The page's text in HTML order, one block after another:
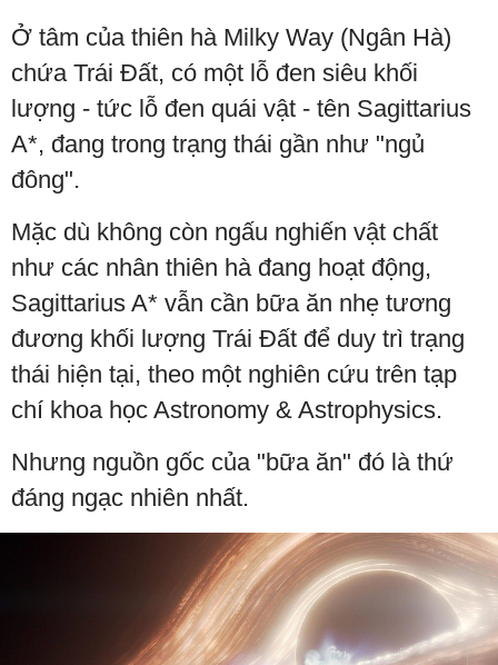
Ở tâm của thiên hà Milky Way (Ngân Hà)
chứa Trái Đất, có một lỗ đen siêu khối
lượng - tức lỗ đen quái vật - tên Sagittarius
A*, đang trong trạng thái gần như "ngủ
đông".
Mặc dù không còn ngấu nghiến vật chất
như các nhân thiên hà đang hoạt động,
Sagittarius A* vẫn cần bữa ăn nhẹ tương
đương khối lượng Trái Đất để duy trì trạng
thái hiện tại, theo một nghiên cứu trên tạp
chí khoa học Astronomy & Astrophysics.
Nhưng nguồn gốc của "bữa ăn" đó là thứ
đáng ngạc nhiên nhất.